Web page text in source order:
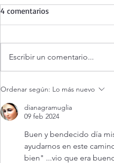
¿Es posible vivir siempre
4 comentarios
Escribir un comentario...
Ordenar según: Lo más nuevo
dianagramuglia
09 feb 2024
Buen y bendecido día
ayudarnos en este
bien" ...vio que era